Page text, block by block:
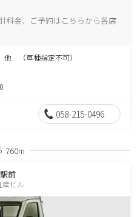
料金、ご予約はこちらから各店
（車種指定不可）
058-215-0496
760m
前
ビル